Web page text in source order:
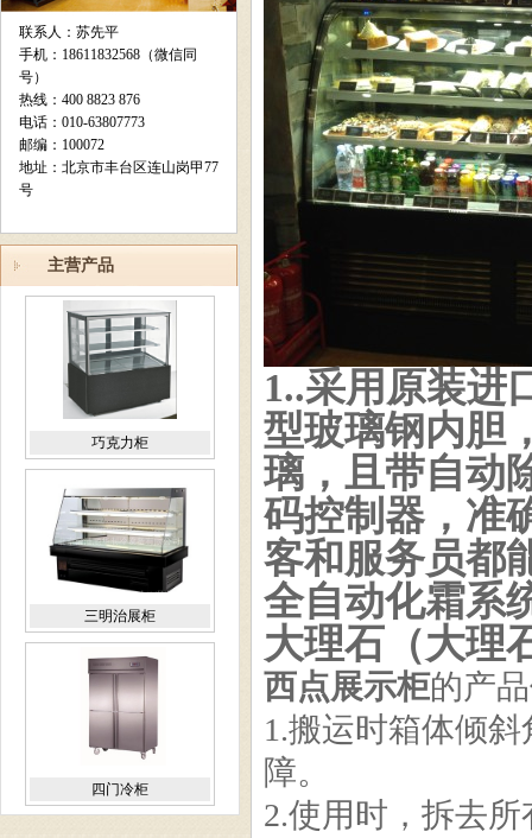
联系人：苏先平
手机：18611832568（微信同
号）
热线：400 8823 876
电话：010-63807773
邮编：100072
地址：北京市丰台区连山岗甲77
号
主营产品
巧克力柜
三明治展柜
四门冷柜
1..采用原装进
型玻璃钢内胆
璃，且带自动
码控制器，准
客和服务员都
全自动化霜系
大理石（大理
西点展示柜的产
1.搬运时箱体倾
障。
2.使用时，拆去